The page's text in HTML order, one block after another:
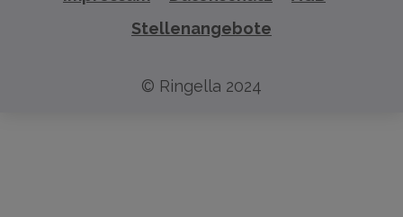
Stellenangebote
© Ringella 2024